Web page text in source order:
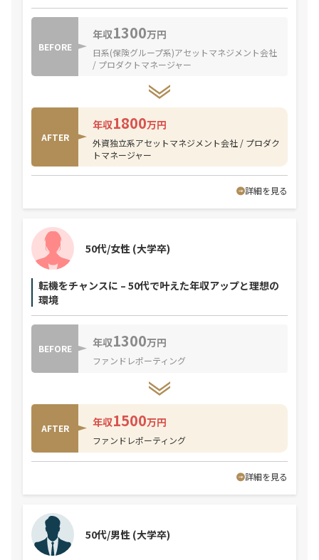
BEFORE
年収1300万円
日系(保険グループ系)アセットマネジメント会社
/ プロダクトマネージャー
AFTER
年収1800万円
外資独立系アセットマネジメント会社 / プロダク
トマネージャー
詳細を見る
転機をチャンスに – 50代で叶えた年収アップと理想の
環境
50代/女性 (大学卒)
BEFORE 年収1300万円
ファンドレポーティング
AFTER 年収1500万円
ファンドレポーティング
詳細を見る
50代/男性 (大学卒)